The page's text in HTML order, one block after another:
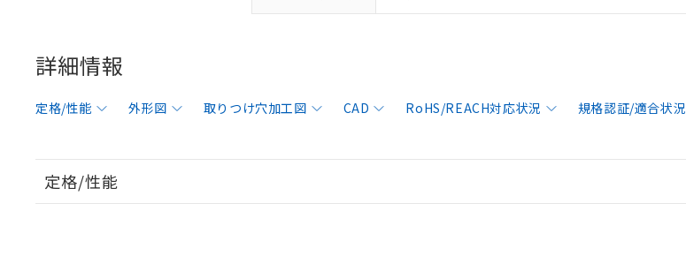
詳細情報
定格/性能 外形図 取りつけ穴加工図 CAD RoHS/REACH対応状況 規格認証/適合状況
定格/性能